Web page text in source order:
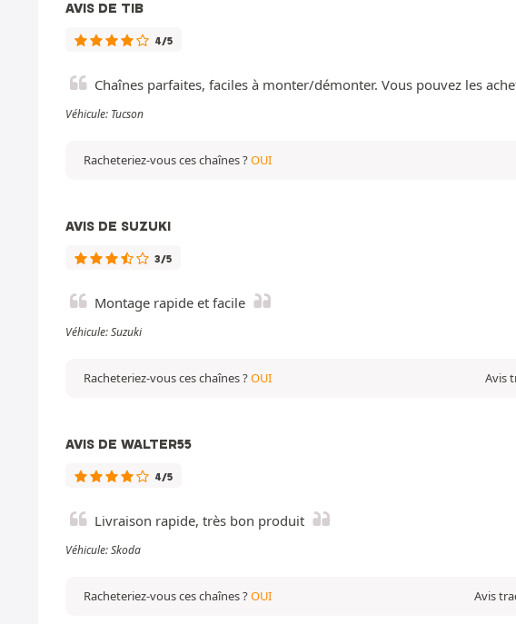
AVIS DE TIB
4/5
Chaînes parfaites, faciles à monter/démonter. Vous pouvez les
Véhicule: Tucson
Racheteriez-vous ces chaînes ?OUI
AVIS DE SUZUKI
3/5
Montage rapide et facile
Véhicule: Suzuki
Avis
Racheteriez-vous ces chaînes ?OUI
AVIS DE WALTER55
4/5
Livraison rapide, très bon produit
Véhicule: Skoda
Avis
Racheteriez-vous ces chaînes ?OUI